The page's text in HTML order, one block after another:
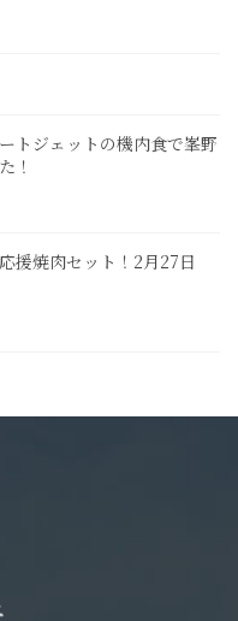
トジェットの機内食で峯野
！
援焼肉セット！2月27日